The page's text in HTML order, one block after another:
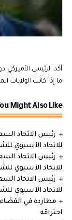
أكد الرئيس الأميركي
ما إذا كانت
Might Also Like
رئيس الاتحاد
للاتحاد الآسيوي
رئيس الاتحاد
للاتحاد الآسيوي
رئيس الاتحاد
للاتحاد الآسيوي
مطاردة في
احتراقه